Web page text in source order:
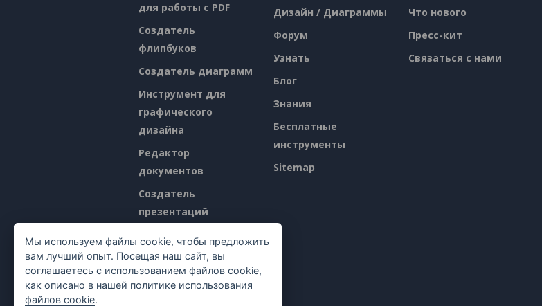
для работы с PDF
Создатель
флипбуков
Создатель диаграмм
Инструмент для
графического
дизайна
Редактор
документов
Создатель
презентаций
Редактор
электронных таблиц
Ценообразование
Дизайн / Диаграммы
Форум
Узнать
Блог
Знания
Бесплатные
инструменты
Sitemap
Что нового
Пресс-кит
Связаться с нами
Мы используем файлы cookie, чтобы предложить
вам лучший опыт. Посещая наш сайт, вы
соглашаетесь с использованием файлов cookie,
как описано в нашей политике использования
файлов cookie.